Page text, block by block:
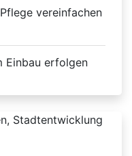
vereinfachen
Einbau erfolgen